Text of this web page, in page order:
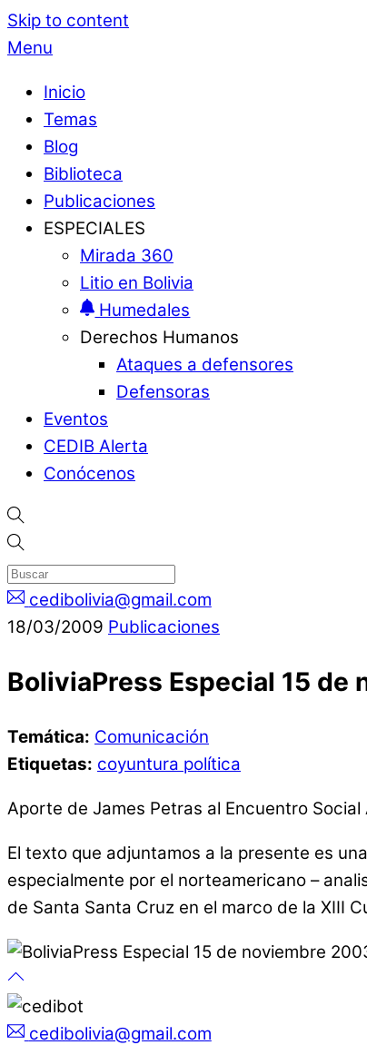
Skip to content
Menu
Inicio
Temas
Blog
Biblioteca
Publicaciones
ESPECIALES
Mirada 360
Litio en Bolivia
Humedales
Derechos Humanos
Ataques a defensores
Defensoras
Eventos
CEDIB Alerta
Conócenos
cedibolivia@gmail.com
18/03/2009 Publicaciones
BoliviaPress Especial 15
Temática: Comunicación
Etiquetas: coyuntura política
Aporte de James Petras al Encuentro
El texto que adjuntamos a la presente es
especialmente por el norteamericano –
de Santa Santa Cruz en el marco de la XIII
cedibolivia@gmail.com